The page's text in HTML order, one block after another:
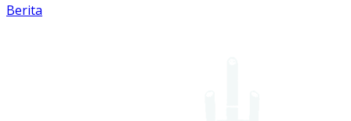
Berita